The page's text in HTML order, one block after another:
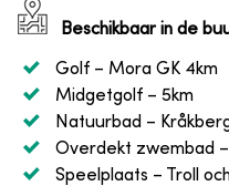
Beschikbaar in de
Golf – Mora GK 4km
Midgetgolf – 5km
Natuurbad –
Overdekt zwembad
Speelplaats – Troll